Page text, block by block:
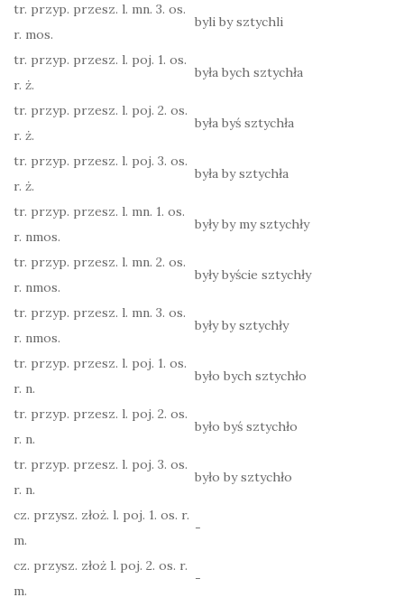
tr. przyp. przesz. l. mn. 3. os.
r. mos.
byli by sztychli
tr. przyp. przesz. l. poj. 1. os.
r. ż.
była bych sztychła
tr. przyp. przesz. l. poj. 2. os.
r. ż.
była byś sztychła
tr. przyp. przesz. l. poj. 3. os.
r. ż.
była by sztychła
tr. przyp. przesz. l. mn. 1. os.
r. nmos.
były by my sztychły
tr. przyp. przesz. l. mn. 2. os.
r. nmos.
były byście sztychły
tr. przyp. przesz. l. mn. 3. os.
r. nmos.
były by sztychły
tr. przyp. przesz. l. poj. 1. os.
r. n.
było bych sztychło
tr. przyp. przesz. l. poj. 2. os.
r. n.
było byś sztychło
tr. przyp. przesz. l. poj. 3. os.
r. n.
było by sztychło
cz. przysz. złoż. l. poj. 1. os. r.
m.
-
cz. przysz. złoż l. poj. 2. os. r.
m.
-